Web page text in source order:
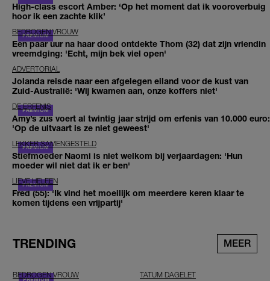
High-class escort Amber: ‘Op het moment dat ik vooroverbuig
hoor ik een zachte klik’
BEDROGEN VROUW
Een paar uur na haar dood ontdekte Thom (32) dat zijn vriendin
vreemdging: 'Echt, mijn bek viel open'
ADVERTORIAL
Jolanda reisde naar een afgelegen eiland voor de kust van
Zuid-Australië: 'Wij kwamen aan, onze koffers niet'
DE ERFENIS
Amy’s zus voert al twintig jaar strijd om erfenis van 10.000 euro:
'Op de uitvaart is ze niet geweest'
LEKKER SAMENGESTELD
Stiefmoeder Naomi is niet welkom bij verjaardagen: 'Hun
moeder wil niet dat ik er ben'
LIEVE HELEEN
Fred (55): 'Ik vind het moeilijk om meerdere keren klaar te
komen tijdens een vrijpartij'
TRENDING MEER
BEDROGEN VROUW TATUM DAGELET